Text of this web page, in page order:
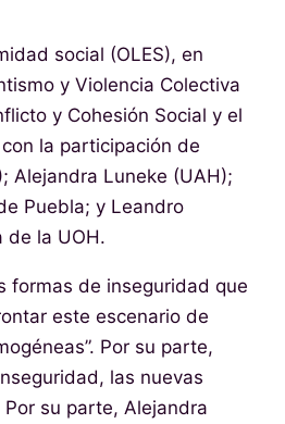
social (OLES), en
y Violencia Colectiva
y Cohesión Social y el
la participación de
Alejandra Luneke (UAH);
Puebla; y Leandro
de la UOH.
formas de inseguridad que
este escenario de
Por su parte,
las nuevas
su parte, Alejandra